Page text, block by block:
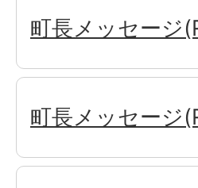
町長メッセージ
町長メッセージ